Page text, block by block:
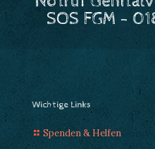
SOS FGM -
Wichtige Links
Spenden & Helfen